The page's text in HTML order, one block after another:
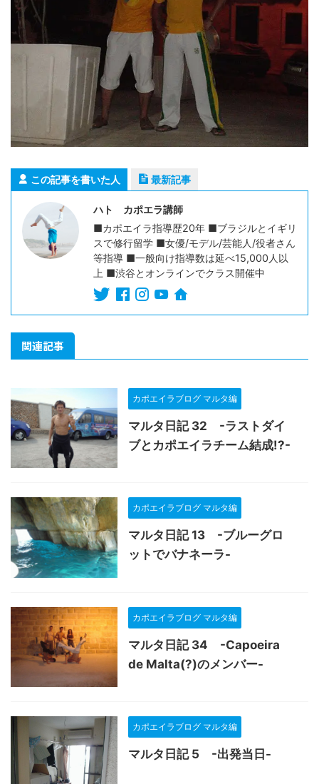
この記事を書いた人 最新記事
ハト カポエラ講師
■カポエイラ指導歴20年 ■ブラジルとイギリ
スで修行留学 ■女優/モデル/芸能人/役者さん
等指導 ■一般向け指導数は延べ15,000人以
上 ■渋谷とオンラインでクラス開催中
関連記事
カポエイラブログ マルタ編
マルタ日記 32 -ラストダイ
ブとカポエイラチーム結成!?-
カポエイラブログ マルタ編
マルタ日記 13 -ブルーグロ
ットでバナネーラ-
カポエイラブログ マルタ編
マルタ日記 34 -Capoeira
de Malta(?)のメンバー-
カポエイラブログ マルタ編
マルタ日記 5 -出発当日-